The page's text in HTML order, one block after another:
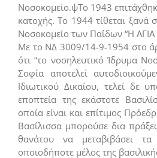
Νοσοκομείο.ψΤο 1943
κατοχής. Το 1944 τίθεται ξανά
Νοσοκομείο των Παίδων “Η ΑΓΙΑ
Με το ΝΔ 3009/14-9-1954 στο
ότι “το νοσηλευτικό Ίδρυμα
Σοφία αποτελεί
Ιδιωτικού Δικαίου, τελεί δε
εποπτεία της εκάστοτε
οποία είναι και επίτιμος
Βασίλισσα μπορούσε δια
θανάτου να μεταβιβάσει
οποιοδήποτε μέλος της